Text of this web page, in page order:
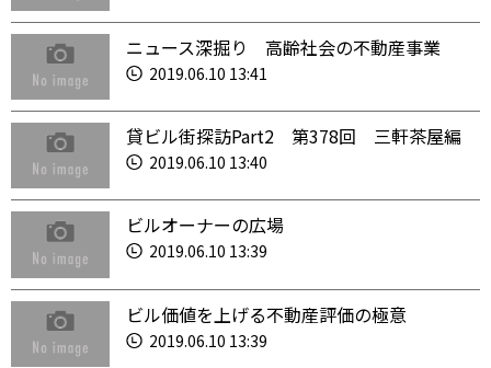
ニュース深掘り 高齢社会の不動産事業
2019.06.10 13:41
貸ビル街探訪Part2 第378回 三軒茶屋編
2019.06.10 13:40
ビルオーナーの広場
2019.06.10 13:39
ビル価値を上げる不動産評価の極意
2019.06.10 13:39